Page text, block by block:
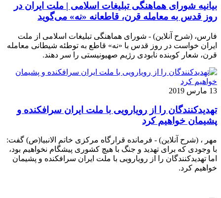
بیانیه شورای هماهنگی تبلیغات اسلامی | ملت ایران در
روز قدس به معامله قرن، قاطعانه «نه» می‌گوید
فارس، (شرح آنلاین) - شورای هماهنگی تبلیغات اسلامی از ملت
ایران خواست در روز قدس با «نه» قاطع به توطئه شیطانی معامله
قرن، شعار کوبنده نابودی رژیم صهیونیستی را سر دهند.
13 مارس 2019
تهدیدکنندگان را از رویارویی با ملت ایران سرافکنده و
پشیمان خواهیم کرد
مهر ، (شرح آنلاین)‌ - فرمانده قرارگاه مرکزی خاتم الانبیا(ص) گفت:
با وجودی که برای تهدید و جنگ با هیچ کشوری پیشگام نخواهیم بود،
اما تهدیدکنندگان را از رویارویی با ملت ایران سرافکنده و پشیمان
خواهیم کرد.